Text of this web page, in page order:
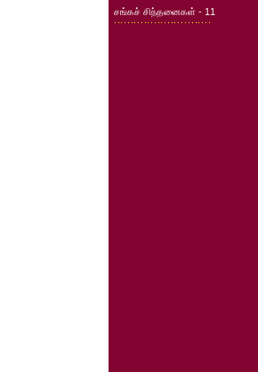
சங்கச் சிந்தனைகள் - 11